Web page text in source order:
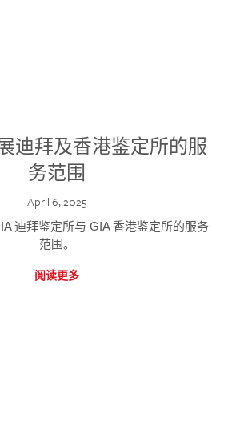
迪拜及香港鉴定所的服
务范围
April 6, 2025
迪拜鉴定所与 GIA 香港鉴定所的服务
范围。
阅读更多